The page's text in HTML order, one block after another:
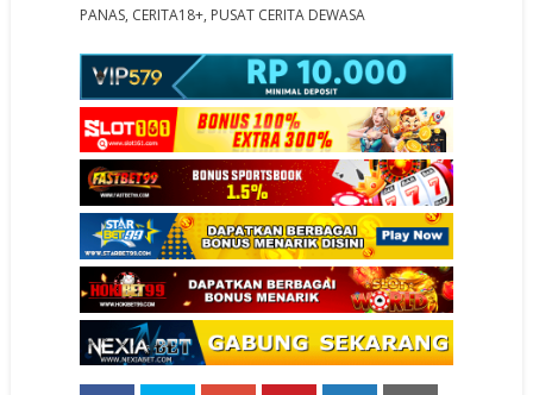
PANAS, CERITA18+, PUSAT CERITA DEWASA